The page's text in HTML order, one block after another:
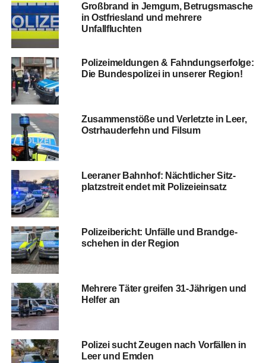
Groß­brand in Jem­gum, Betrugs­ma­sche
in Ost­fries­land und meh­re­re
Unfallfluchten
Poli­zei­mel­dun­gen & Fahn­dungs­er­fol­ge:
Die Bun­des­po­li­zei in unse­rer Region!
Zusam­men­stö­ße und Ver­letz­te in Leer,
Ost­rhau­der­fehn und Filsum
Leera­ner Bahn­hof: Nächt­li­cher Sitz­
platz­streit endet mit Polizeieinsatz
Poli­zei­be­richt: Unfäl­le und Brand­ge­
sche­hen in der Region
Meh­re­re Täter grei­fen 31-Jäh­ri­gen und
Hel­fer an
Poli­zei sucht Zeu­gen nach Vor­fäl­len in
Leer und Emden